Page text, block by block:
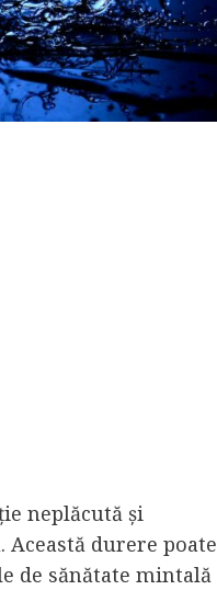
neplăcută și
durere poate
de sănătate mintală